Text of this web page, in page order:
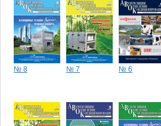
№ 8 № 7 № 6